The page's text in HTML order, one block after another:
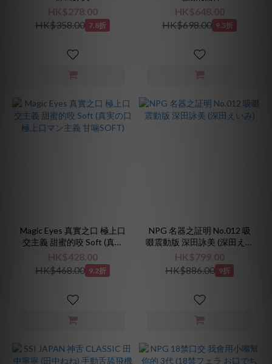
HK$278.00
HK$358.00 7.8折
HK$648.00
HK$698.00 9.3折
Magic Eyes 真實之口 極上口
交主義 甜蜜的咬 Soft (真実
の口 極上口マン主義 甘噛
SOFT)
HK$428.00
HK$468.00 9.2折
NPG 名器之証明 No.012 吸
啜震動版 深田詠美 (深田えい
み)
HK$799.00
HK$886.00 9折